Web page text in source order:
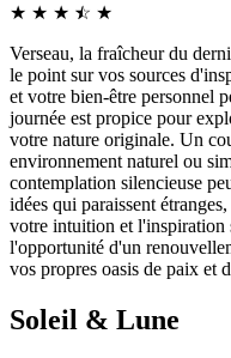
★ ★ ★ ☆
★ ★
Verseau, la fraîcheur du
le point sur vos sources
et votre bien-être personnel
journée est propice pour
votre nature originale. Un
environnement naturel ou
contemplation silencieuse
idées qui paraissent
votre intuition et l'inspiration
l'opportunité d'un
vos propres oasis de paix et
Soleil & Lune